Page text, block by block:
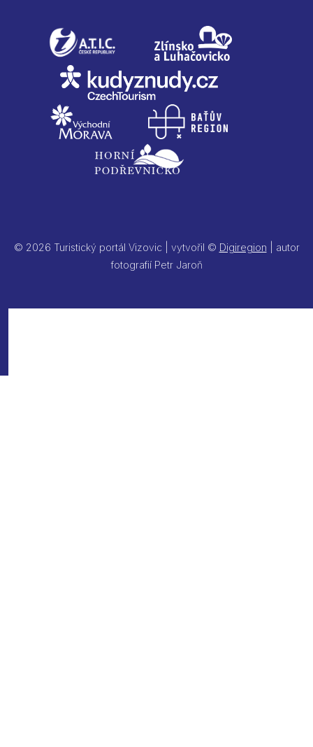
© 2026 Turistický portál Vizovic | vytvořil © Digiregion | autor
fotografií Petr Jaroň